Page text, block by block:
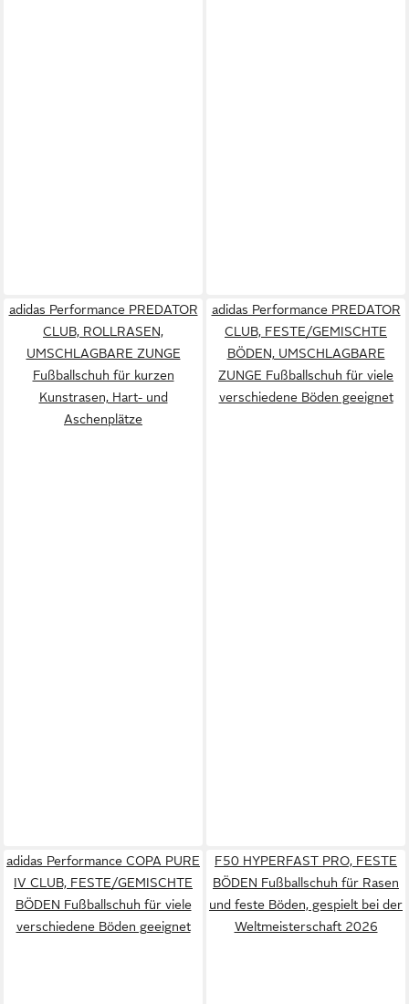
adidas Performance PREDATOR
CLUB, ROLLRASEN,
UMSCHLAGBARE ZUNGE
Fußballschuh für kurzen
Kunstrasen, Hart- und
Aschenplätze
adidas Performance PREDATOR
CLUB, FESTE/GEMISCHTE
BÖDEN, UMSCHLAGBARE
ZUNGE Fußballschuh für viele
verschiedene Böden geeignet
adidas Performance COPA PURE
IV CLUB, FESTE/GEMISCHTE
BÖDEN Fußballschuh für viele
verschiedene Böden geeignet
F50 HYPERFAST PRO, FESTE
BÖDEN Fußballschuh für Rasen
und feste Böden, gespielt bei der
Weltmeisterschaft 2026